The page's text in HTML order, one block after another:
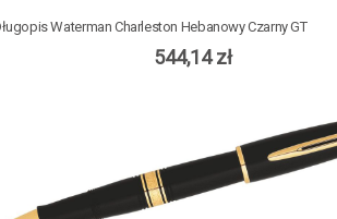
Waterman Charleston Hebanowy Czarny GT
544,14 zł